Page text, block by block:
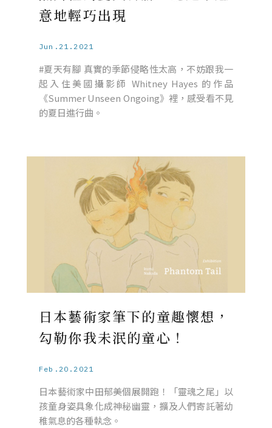
意地輕巧出現
Jun.21.2021
#夏天有腳 真實的季節侵略性太高，不妨跟我一
起入住美國攝影師 Whitney Hayes 的作品
《Summer Unseen Ongoing》裡，感受看不見
的夏日進行曲。
日本藝術家筆下的童趣懷想，
勾勒你我未泯的童心！
Feb.20.2021
日本藝術家中田郁美個展開跑！「靈魂之尾」以
孩童身姿具象化成神秘幽靈，擴及人們寄託著幼
稚氣息的各種執念。